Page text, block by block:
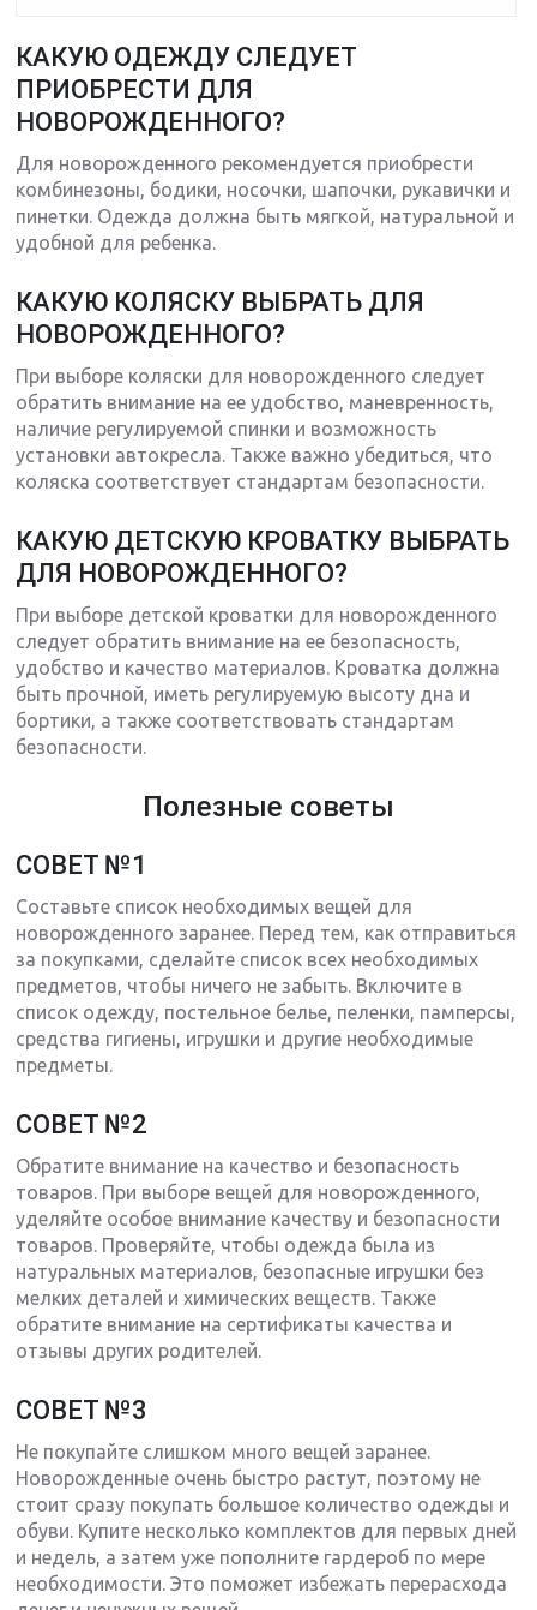
КАКУЮ ОДЕЖДУ СЛЕДУЕТ
ПРИОБРЕСТИ ДЛЯ
НОВОРОЖДЕННОГО?
Для новорожденного рекомендуется приобрести
комбинезоны, бодики, носочки, шапочки, рукавички и
пинетки. Одежда должна быть мягкой, натуральной и
удобной для ребенка.
КАКУЮ КОЛЯСКУ ВЫБРАТЬ ДЛЯ
НОВОРОЖДЕННОГО?
При выборе коляски для новорожденного следует
обратить внимание на ее удобство, маневренность,
наличие регулируемой спинки и возможность
установки автокресла. Также важно убедиться, что
коляска соответствует стандартам безопасности.
КАКУЮ ДЕТСКУЮ КРОВАТКУ ВЫБРАТЬ
ДЛЯ НОВОРОЖДЕННОГО?
При выборе детской кроватки для новорожденного
следует обратить внимание на ее безопасность,
удобство и качество материалов. Кроватка должна
быть прочной, иметь регулируемую высоту дна и
бортики, а также соответствовать стандартам
безопасности.
Полезные советы
СОВЕТ №1
Составьте список необходимых вещей для
новорожденного заранее. Перед тем, как отправиться
за покупками, сделайте список всех необходимых
предметов, чтобы ничего не забыть. Включите в
список одежду, постельное белье, пеленки, памперсы,
средства гигиены, игрушки и другие необходимые
предметы.
СОВЕТ №2
Обратите внимание на качество и безопасность
товаров. При выборе вещей для новорожденного,
уделяйте особое внимание качеству и безопасности
товаров. Проверяйте, чтобы одежда была из
натуральных материалов, безопасные игрушки без
мелких деталей и химических веществ. Также
обратите внимание на сертификаты качества и
отзывы других родителей.
СОВЕТ №3
Не покупайте слишком много вещей заранее.
Новорожденные очень быстро растут, поэтому не
стоит сразу покупать большое количество одежды и
обуви. Купите несколько комплектов для первых дней
и недель, а затем уже пополните гардероб по мере
необходимости. Это поможет избежать перерасхода